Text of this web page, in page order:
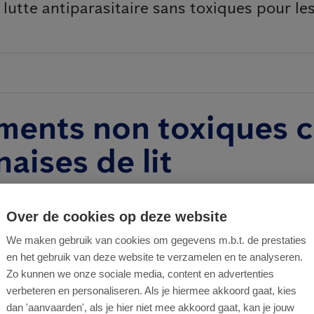
lutte antiparasitaire sans toxiques pour
non toxiques
de lit
base d'insecticides ne sont souvent pas efficaces
des punaises. De plus, certains de ces
traitée doit être isolée pendant une longue
développé des traitementsnon toxiques
efficaces et ne nuisent pas à l'environnement.
Over de cookies op deze website
We maken gebruik van cookies om gegevens m.b.t. de prestaties
en het gebruik van deze website te verzamelen en te analyseren.
Zo kunnen we onze sociale media, content en advertenties
verbeteren en personaliseren. Als je hiermee akkoord gaat, kies
dan 'aanvaarden', als je hier niet mee akkoord gaat, kan je jouw